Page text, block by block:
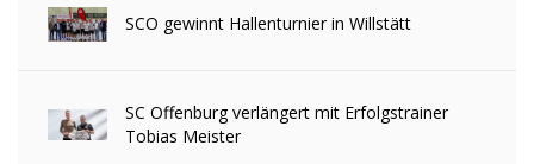
SCO gewinnt Hallenturnier in Willstätt
SC Offenburg verlängert mit Erfolgstrainer
Tobias Meister